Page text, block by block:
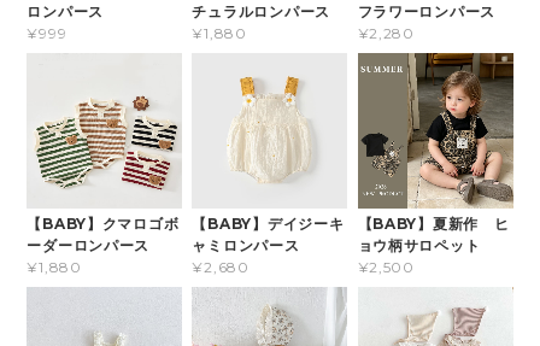
ロンパース
¥999
チュラルロンパース
¥1,880
フラワーロンパース
¥2,280
【BABY】クマロゴボ
ーダーロンパース
¥1,880
【BABY】デイジーキ
ャミロンパース
¥2,680
【BABY】夏新作 ヒ
ョウ柄サロペット
¥2,500